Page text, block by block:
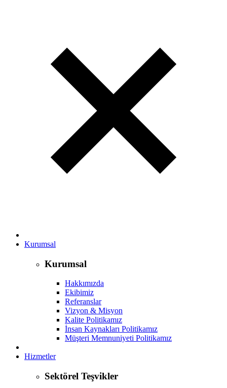
Kurumsal
Kurumsal
Hakkımızda
Ekibimiz
Referanslar
Vizyon & Misyon
Kalite Politikamız
İnsan Kaynakları Politikamız
Müşteri Memnuniyeti Politikamız
Hizmetler
Sektörel Teşvikler